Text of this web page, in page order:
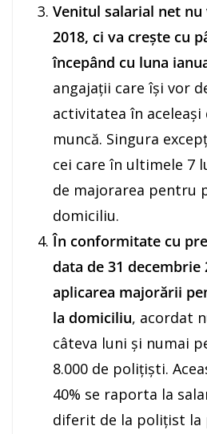
Venitul salarial net nu
2018, ci va crește cu
începând cu luna
angajații care își vor
activitatea în aceleași
muncă. Singura
cei care în ultimele 7
de majorarea pentru
domiciliu.
În conformitate cu
data de 31 decembrie
aplicarea majorării
la domiciliu, acordat
câteva luni și numai
8.000 de polițiști.
40% se raporta la
diferit de la polițist la